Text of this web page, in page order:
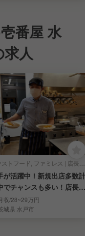
番屋 水
人
ファストフード, ファミレス | 店長・店長候補
が活躍中！新規出店多数計
でチャンスも多い！店長候
募集！！
収/28~29万円
城県 水戸市